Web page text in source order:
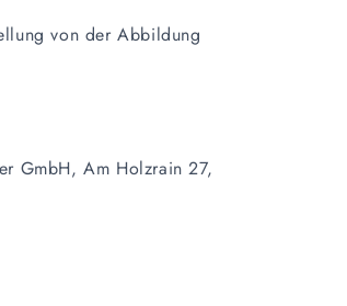
von der Abbildung
GmbH, Am Holzrain 27,